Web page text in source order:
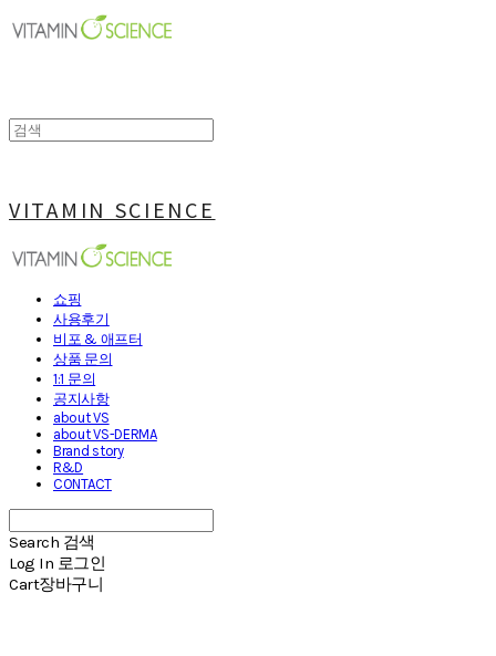
VITAMIN SCIENCE
쇼핑
사용후기
비포 & 애프터
상품 문의
1:1 문의
공지사항
about VS
about VS-DERMA
Brand story
R&D
CONTACT
Search 검색
Log In 로그인
Cart장바구니